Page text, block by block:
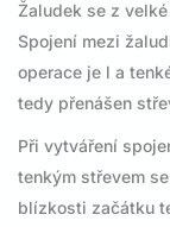
Žaludek se z
Spojení mezi
operace je l a
tedy přenášen
Při vytváření
tenkým střevem
blízkosti začátku